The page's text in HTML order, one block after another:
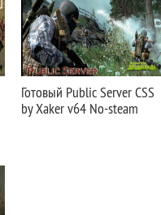
Готовый Public Server CSS
by Xaker v64 No-steam